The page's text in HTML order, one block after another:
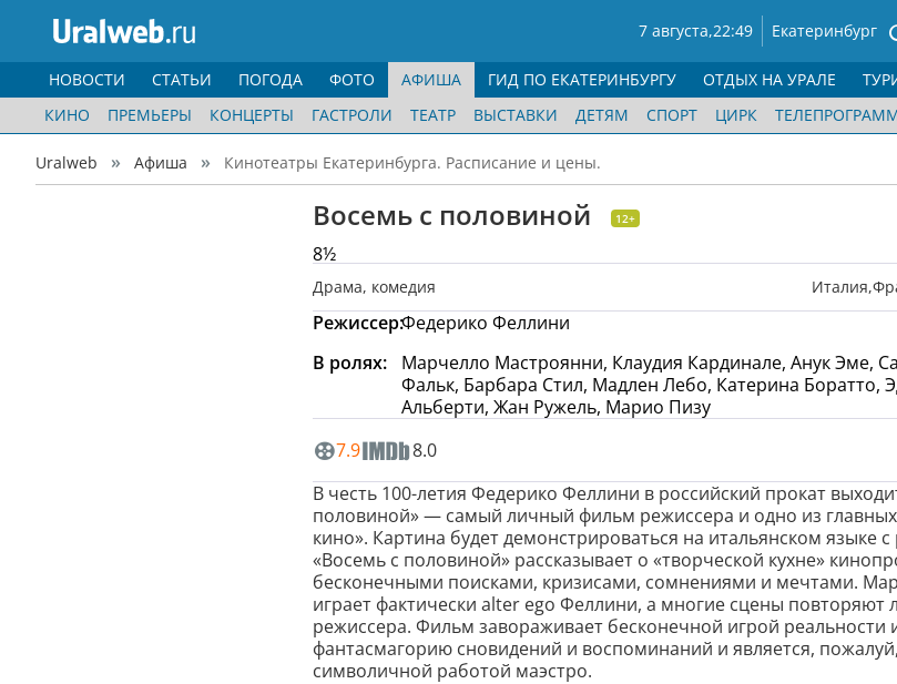
7 августа,22:49 Екатеринбург
НОВОСТИ СТАТЬИ ПОГОДА ФОТО
АФИША
КИНО
ПРЕМЬЕРЫ КОНЦЕРТЫ ГАСТРОЛИ ТЕАТР ВЫСТАВКИ ДЕТЯМ СПОРТ ЦИРК
ГИД ПО ЕКАТЕРИНБУРГУ ОТДЫХ НА УРАЛЕ
Uralweb Афиша Кинотеатры Екатеринбурга. Расписание и цены.
Восемь с половиной 12+
8½
7.9 8.0
Драма, комедия
Режиссер:Федерико Феллини
В ролях:
Марчелло Мастроянни, Клаудия Кардинале, Анук Эме,
Фальк, Барбара Стил, Мадлен Лебо, Катерина Боратто,
Альберти, Жан Ружель, Марио Пизу
В честь 100-летия Федерико Феллини в российский прокат
половиной» — самый личный фильм режиссера и одно из
кино». Картина будет демонстрироваться на итальянском языке
«Восемь с половиной» рассказывает о «творческой кухне»
бесконечными поисками, кризисами, сомнениями и мечтами.
играет фактически alter ego Феллини, а многие сцены повторяют
режиссера. Фильм завораживает бесконечной игрой реальности
фантасмагорию сновидений и воспоминаний и является,
символичной работой маэстро.